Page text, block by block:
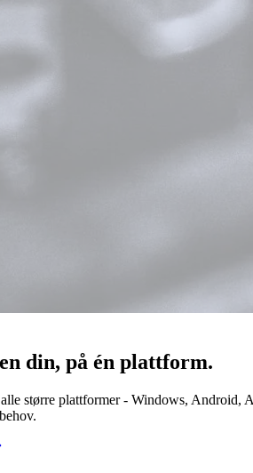
din, på én plattform.
større plattformer - Windows, Android,